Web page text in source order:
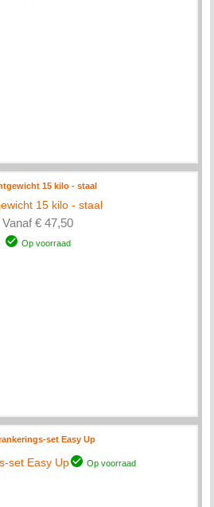
15 kilo - staal
Vanaf € 47,50
Op voorraad
set Easy Up Op voorraad